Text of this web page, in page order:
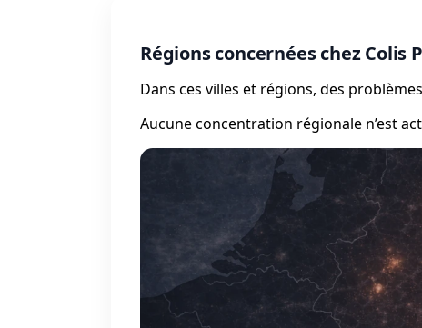
Régions concernées chez Colis
Dans ces villes et régions, des
Aucune concentration régionale n’est